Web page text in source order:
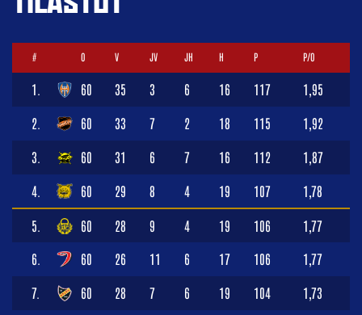
# O V JV JH H P P/O
1. 60 35 3 6 16 117 1,95
2. 60 33 7 2 18 115 1,92
3. 60 31 6 7 16 112 1,87
4. 60 29 8 4 19 107 1,78
5. 60 28 9 4 19 106 1,77
6. 60 26 11 6 17 106 1,77
7. 60 28 7 6 19 104 1,73